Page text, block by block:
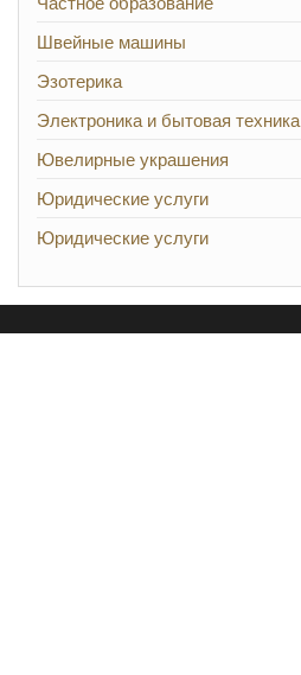
Швейные машины
Эзотерика
Электроника и бытовая техника
Ювелирные украшения
Юридические услуги
Юридические услуги